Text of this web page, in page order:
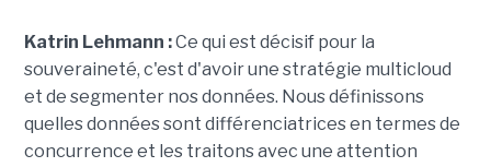
Katrin Lehmann :Ce qui est décisif pour la
souveraineté, c'est d'avoir une stratégie multicloud
et de segmenter nos données. Nous définissons
quelles données sont différenciatrices en termes de
concurrence et les traitons avec une attention